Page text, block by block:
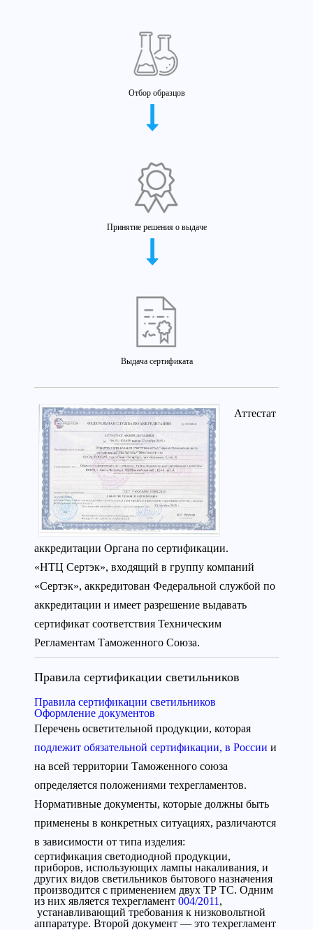
Отбор образцов
Принятие решения о выдаче
Выдача сертификата
Аттестат
аккредитации Органа по сертификации.
«НТЦ Сертэк», входящий в группу компаний
«Сертэк», аккредитован Федеральной службой по
аккредитации и имеет разрешение выдавать
сертификат соответствия Техническим
Регламентам Таможенного Союза.
Правила сертификации светильников
Правила сертификации светильников
Оформление документов
Перечень осветительной продукции, которая
подлежит обязательной сертификации, в России и
на всей территории Таможенного союза
определяется положениями техрегламентов.
Нормативные документы, которые должны быть
применены в конкретных ситуациях, различаются
в зависимости от типа изделия:
сертификация светодиодной продукции,
приборов, использующих лампы накаливания, и
других видов светильников бытового назначения
производится с применением двух ТР ТС. Одним
из них является техрегламент 004/2011 ,
устанавливающий требования к низковольтной
аппаратуре. Второй документ — это техрегламент